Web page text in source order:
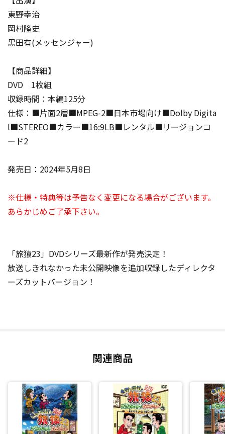
東野幸治
岡村隆史
黒田有(メッセンジャー)
【商品詳細】
DVD 1枚組
収録時間：本編125分
仕様：■片面2層■MPEG-2■日本市場向け■Dolby Digita
l■STEREO■カラー■16:9LB■レンタル■リージョンコ
ード2
発売日：2024年5月8日
※仕様・特典等は予告なく変更になる場合がございます。
あらかじめご了承下さい。
「旅猿23」DVDシリーズ最新作が発売決定！
放送しきれなかった未公開映像を追加収録したディレクタ
ーズカットバージョン！
関連商品